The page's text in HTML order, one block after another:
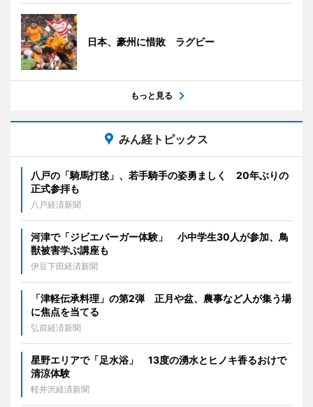
日本、豪州に惜敗 ラグビー
もっと見る
みん経トピックス
八戸の「騎馬打毬」、若手騎手の姿勇ましく 20年ぶりの
正式参拝も
八戸経済新聞
河津で「ジビエバーガー体験」 小中学生30人が参加、鳥
獣被害学ぶ講座も
伊豆下田経済新聞
「津軽伝承料理」の第2弾 正月や盆、農事など人が集う場
に焦点を当てる
弘前経済新聞
星野エリアで「足水浴」 13度の湧水とヒノキ香るおけで
清涼体験
軽井沢経済新聞